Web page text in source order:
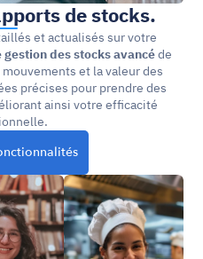
de stocks.
et actualisés sur votre
des stocks avancé de
et la valeur des
précises pour prendre des
ainsi votre efficacité